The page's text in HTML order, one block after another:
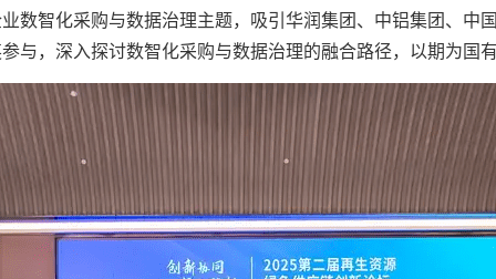
数智化采购与数据治理主题，吸引华润集团、中铝集团、中
与，深入探讨数智化采购与数据治理的融合路径，以期为国